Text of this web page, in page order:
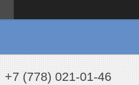
+7 (778) 021-01-46